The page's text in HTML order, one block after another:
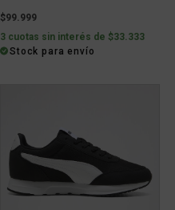
$99.999
3 cuotas sin interés de $33.333
Stock para envío